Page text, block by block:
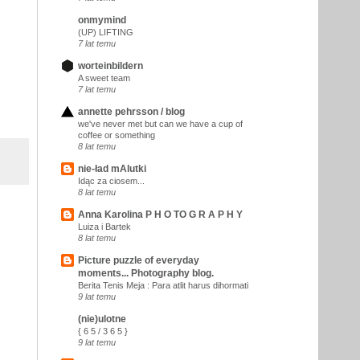
onmymind
(UP) LIFTING
7 lat temu
worteinbildern
A sweet team
7 lat temu
annette pehrsson / blog
we've never met but can we have a cup of
coffee or something
8 lat temu
nie-ład mAlutki
Idąc za ciosem...
8 lat temu
Anna Karolina P H O TO G R A P H Y
Luiza i Bartek
8 lat temu
Picture puzzle of everyday
moments... Photography blog.
Berita Tenis Meja : Para atlit harus dihormati
9 lat temu
(nie)ulotne
{ 6 5 / 3 6 5 }
9 lat temu